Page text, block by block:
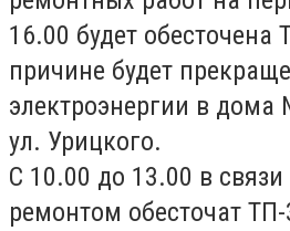
16.00 будет обесточена
причине будет
электроэнергии в
ул. Урицкого.
С 10.00 до 13.00 в
ремонтом обесточат